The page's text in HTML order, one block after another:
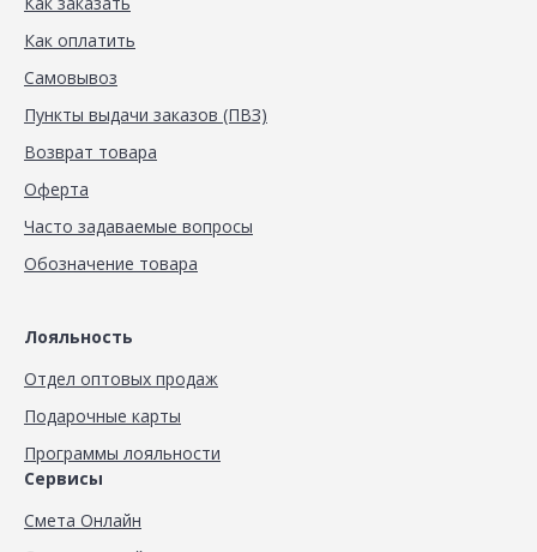
Как оплатить
Самовывоз
Пункты выдачи заказов (ПВЗ)
Возврат товара
Оферта
Часто задаваемые вопросы
Обозначение товара
Лояльность
Отдел оптовых продаж
Подарочные карты
Программы лояльности
Сервисы
Смета Онлайн